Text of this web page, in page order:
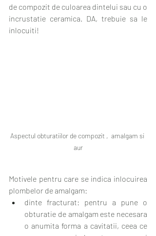
de compozit de culoarea dintelui sau cu o
incrustatie ceramica. DA, trebuie sa le
inlocuiti!
Aspectul obturatiilor de compozit ,  amalgam si
aur
Motivele pentru care se indica inlocuirea
plombelor de amalgam:
dinte fracturat: pentru a pune o
obturatie de amalgam este necesara
o anumita forma a cavitatii, ceea ce